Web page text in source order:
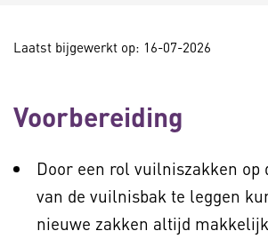
Laatst bijgewerkt op: 16-07-2026
Voorbereiding
Door een rol vuilniszakken op
van de vuilnisbak te leggen
nieuwe zakken altijd